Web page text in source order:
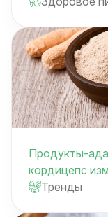
Продукты-
кордицепс
Тренды